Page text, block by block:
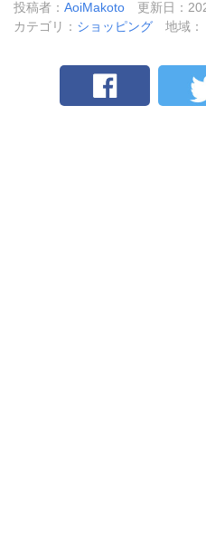
投稿者： AoiMakoto
更新日：
カテゴリ： ショッピング 地域